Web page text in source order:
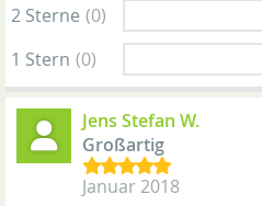
2 Sterne (0)
1 Stern (0)
Jens Stefan W.
Großartig
Januar 2018